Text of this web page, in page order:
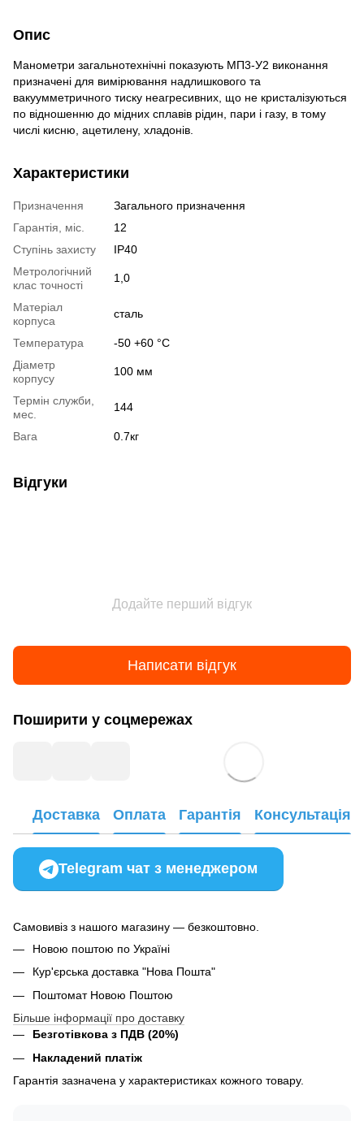
Опис
Манометри загальнотехнічні показують МП3-У2 виконання
призначені для вимірювання надлишкового та
вакуумметричного тиску неагресивних, що не кристалізуються
по відношенню до мідних сплавів рідин, пари і газу, в тому
числі кисню, ацетилену, хладонів.
Характеристики
Призначення
Загального призначення
Гарантія, міс.
12
Ступінь захисту
IP40
Метрологічний
клас точності
1,0
Матеріал
корпуса
сталь
Температура
-50 +60 °С
Діаметр
корпусу
100 мм
Термін служби,
мес.
144
Вага 0.7кг
Відгуки
Додайте перший відгук
Написати відгук
Поширити у соцмережах
Доставка Оплата Гарантія Консультація
Telegram чат з менеджером
Самовивіз з нашого магазину — безкоштовно.
Новою поштою по Україні
Кур'єрська доставка "Нова Пошта"
Поштомат Новою Поштою
Більше інформації про доставку
Безготівкова з ПДВ (20%)
Накладений платіж
Гарантія зазначена у характеристиках кожного товару.